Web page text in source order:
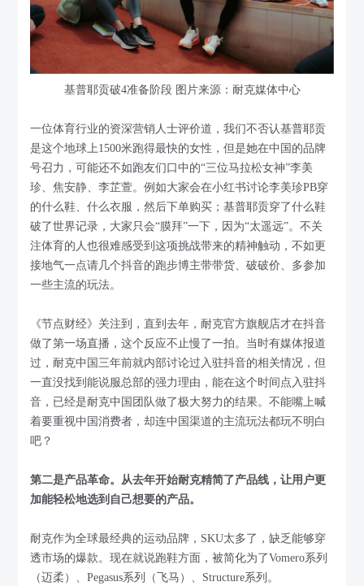
基普耶贡破4准备阶段 图片来源：耐克媒体中心
一位体育行业的资深营销人士评价道，我们不否认基普耶贡
是这个地球上1500米跑得最快的女性，但是她在中国的品牌
号召力，可能还不如跑友们口中的“三位马拉松女神”李美
珍、焦安静、李芷萱。例如大家会在小红书讨论李美珍PB穿
的什么鞋、什么衣服，然后下单购买；基普耶贡穿了什么鞋
破了世界记录，大家只会“膜拜”一下，因为“太遥远”。不关
注体育的人也很难感受到这项挑战带来的精神触动，不如更
接地气一点请几个抖音的跑步博主带带货、破破价、多参加
一些主流的玩法。
《节点财经》关注到，直到去年，耐克官方旗舰店才在抖音
做了第一场直播，这个反应不止慢了一拍。当时有媒体报道
过，耐克中国三年前就内部讨论过入驻抖音的相关情况，但
一直没找到能说服总部的强力理由，能在这个时间点入驻抖
音，已经是耐克中国团队做了极大努力的结果。不能嘴上喊
着要重视中国消费者，却连中国渠道的主流玩法都玩不明白
吧？
第二是产品革命。从去年开始耐克精简了产品线，让用户更
加能轻松地选到自己想要的产品。
耐克作为全球最经典的运动品牌，SKU太多了，缺乏能够穿
透市场的爆款。现在就说跑鞋方面，被简化为了Vomero系列
（迈柔）、Pegasus系列（飞马）、Structure系列。